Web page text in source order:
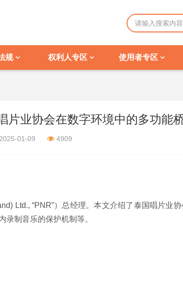
规 权利人专区 使用者专区
片业协会在数字环境中的多功能
01-09 4909
Ltd., “PNR”）总经理。本文介绍了泰国唱片业
录制音乐的保护机制等。